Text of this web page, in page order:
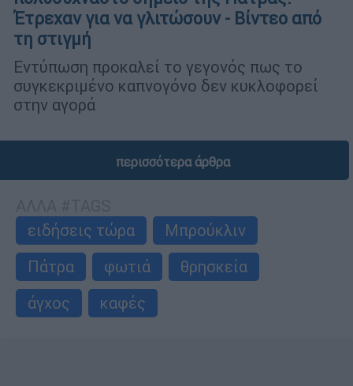
Έτρεχαν για να γλιτώσουν - Βίντεο από
τη στιγμή
Εντύπωση προκαλεί το γεγονός πως το
συγκεκριμένο καπνογόνο δεν κυκλοφορεί
στην αγορά
περισσότερα άρθρα
ειδήσεις τώρα
Μπρούκλιν
Πάτρα
φωτιά
θρησκεία
άγχος
καφές